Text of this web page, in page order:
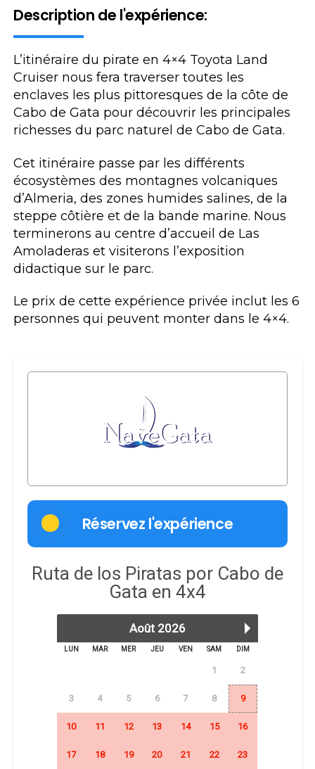
Description de l'expérience:
L’itinéraire du pirate en 4×4 Toyota Land
Cruiser nous fera traverser toutes les
enclaves les plus pittoresques de la côte de
Cabo de Gata pour découvrir les principales
richesses du parc naturel de Cabo de Gata.
Cet itinéraire passe par les différents
écosystèmes des montagnes volcaniques
d’Almeria, des zones humides salines, de la
steppe côtière et de la bande marine. Nous
terminerons au centre d’accueil de Las
Amoladeras et visiterons l’exposition
didactique sur le parc.
Le prix de cette expérience privée inclut les 6
personnes qui peuvent monter dans le 4×4.
Réservez l'expérience